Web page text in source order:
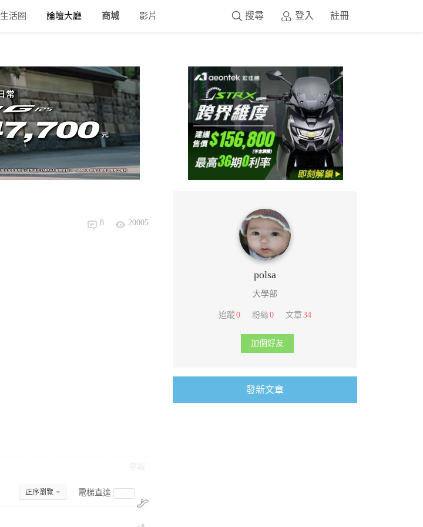
生活圈 論壇大廳 商城 影片 登入 註冊
搜尋
8 20005
電梯直達
正序瀏覽
polsa
大學部
追蹤0 粉絲 0 文章34
加個好友
發新文章